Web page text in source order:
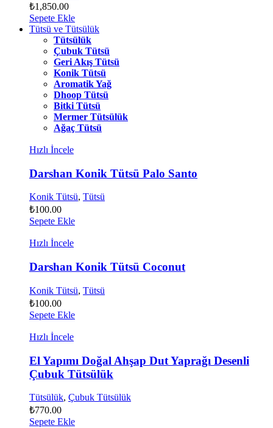
₺1,850.00
Sepete Ekle
Tütsü ve Tütsülük
Tütsülük
Çubuk Tütsü
Geri Akış Tütsü
Konik Tütsü
Aromatik Yağ
Dhoop Tütsü
Bitki Tütsü
Mermer Tütsülük
Ağaç Tütsü
Hızlı İncele
Darshan Konik Tütsü Palo Santo
Konik Tütsü, Tütsü
₺100.00
Sepete Ekle
Hızlı İncele
Darshan Konik Tütsü Coconut
Konik Tütsü, Tütsü
₺100.00
Sepete Ekle
Hızlı İncele
El Yapımı Doğal Ahşap Dut Yaprağı Desenli
Çubuk Tütsülük
Tütsülük, Çubuk Tütsülük
₺770.00
Sepete Ekle